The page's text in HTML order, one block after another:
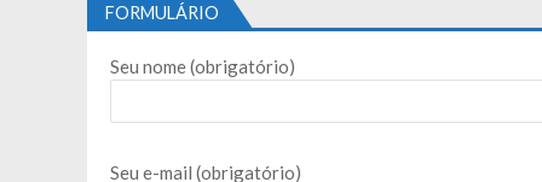
FORMULÁRIO
Seu nome (obrigatório)
Seu e-mail (obrigatório)